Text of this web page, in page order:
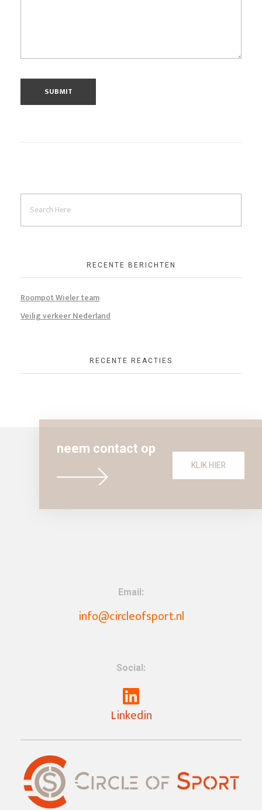
RECENTE BERICHTEN
Roompot Wieler team
Veilig verkeer Nederland
RECENTE REACTIES
neem contact op
KLIK HIER
Email:
info@circleofsport.nl
Social:
Linkedin